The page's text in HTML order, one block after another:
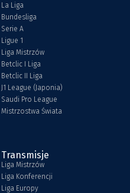
La Liga
Bundesliga
Serie A
Ligue 1
Liga Mistrzów
Betclic I Liga
Betclic II Liga
J1 League (Japonia)
Saudi Pro League
Mistrzostwa Świata
Transmisje
Liga Mistrzów
Liga Konferencji
Liga Europy